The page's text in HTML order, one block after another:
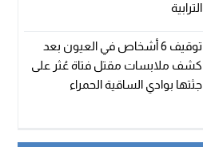
الترابية
توقيف 6 أشخاص في العيون بعد
كشف ملابسات مقتل فتاة عُثر على
جثتها بوادي الساقية الحمراء